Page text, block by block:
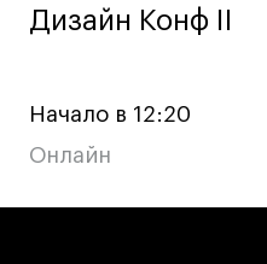
Дизайн Конф II
Дизайн Конф II
Начало в 12:20
Онлайн